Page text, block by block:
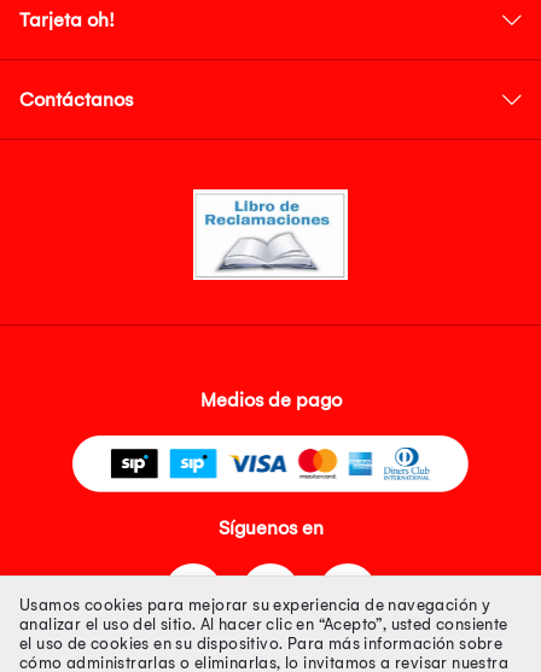
Tarjeta oh!
Contáctanos
Medios de pago
Síguenos en
Usamos cookies para mejorar su experiencia de navegación y
analizar el uso del sitio. Al hacer clic en “Acepto”, usted consiente
el uso de cookies en su dispositivo. Para más información sobre
cómo administrarlas o eliminarlas, lo invitamos a revisar nuestra